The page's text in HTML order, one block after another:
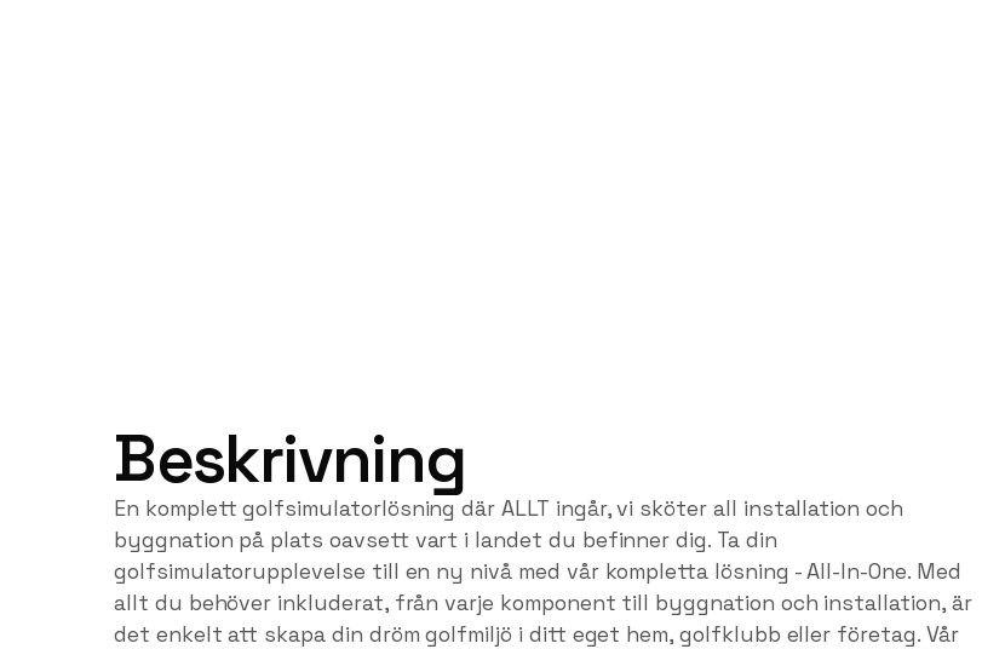
Beskrivning
En komplett golfsimulatorlösning där ALLT ingår, vi sköter all installation och
byggnation på plats oavsett vart i landet du befinner dig. Ta din
golfsimulatorupplevelse till en ny nivå med vår kompletta lösning - All-In-One. Med
allt du behöver inkluderat, från varje komponent till byggnation och installation, är
det enkelt att skapa din dröm golfmiljö i ditt eget hem, golfklubb eller företag. Vår